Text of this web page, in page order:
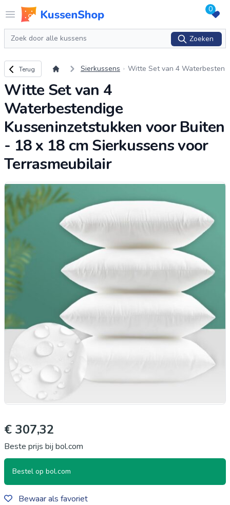
Open menu
Logo www.kussenshop.nl 0
Zoeken
Zoeken
Terug naar overzicht
Terug Sierkussens
Witte Set van 4 Waterbesten
Witte Set van 4
Waterbestendige
Kusseninzetstukken voor Buiten
- 18 x 18 cm Sierkussens voor
Terrasmeubilair
€ 307,32
Beste prijs bij bol.com
Bestel op bol.com
Bewaar als favoriet